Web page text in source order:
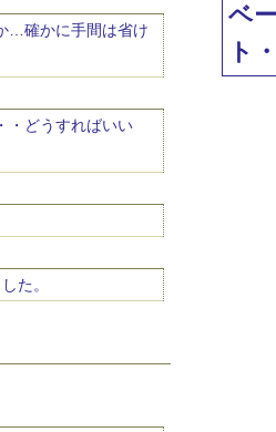
…確かに手間は省け
・どうすればいい
た。
ベ
ト